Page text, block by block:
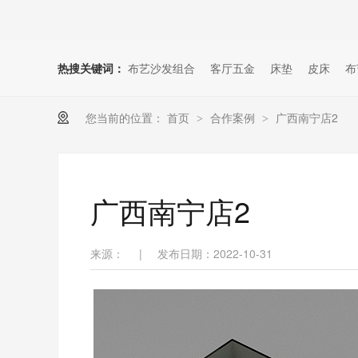
热搜关键词： 布艺沙发组合 客厅五金 床垫 皮床
您当前的位置： 首页 > 合作案例 > 广西南宁店2
广西南宁店2
来源： | 发布日期：2022-10-31